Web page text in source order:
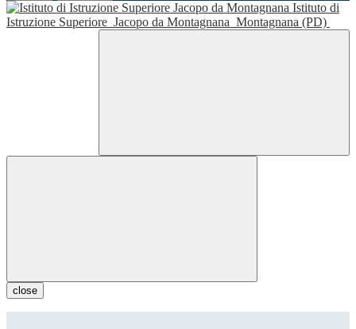
Istituto di
Istruzione Superiore Jacopo da Montagnana Montagnana (PD)
close